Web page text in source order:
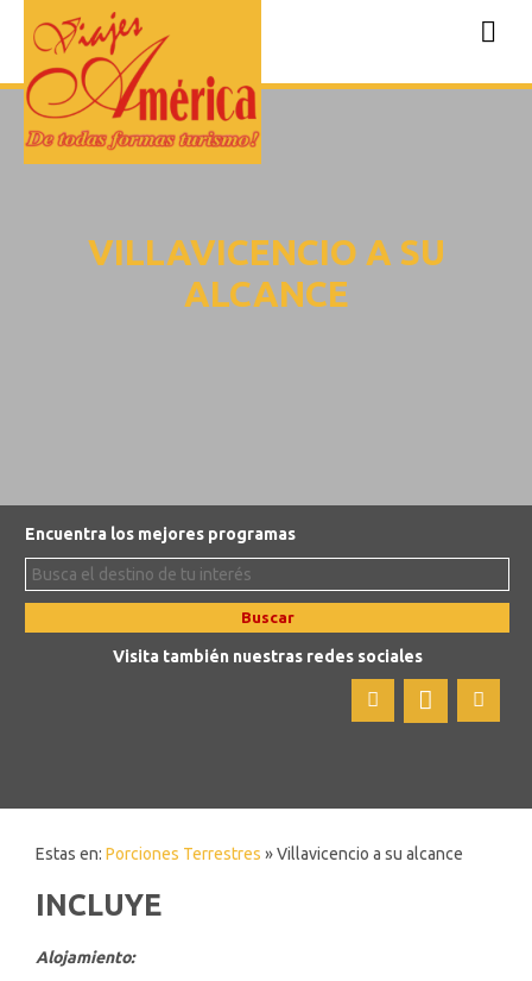
VILLAVICENCIO A SU
ALCANCE
Encuentra los mejores programas
Buscar
Visita también nuestras redes sociales
Estas en: Porciones Terrestres » Villavicencio a su alcance
INCLUYE
Alojamiento: